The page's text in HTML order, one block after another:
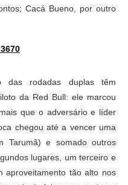
Cacá Bueno, por outro
das rodadas duplas têm
da Red Bull: ele marcou
que o adversário e líder
chegou até a vencer uma
Tarumã) e somado outros
lugares, um terceiro e
aproveitamento tão alto nos